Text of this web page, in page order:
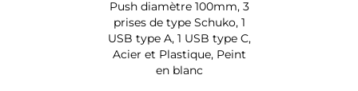
Push diamètre 100mm, 3
prises de type Schuko, 1
USB type A, 1 USB type C,
Acier et Plastique, Peint
en blanc